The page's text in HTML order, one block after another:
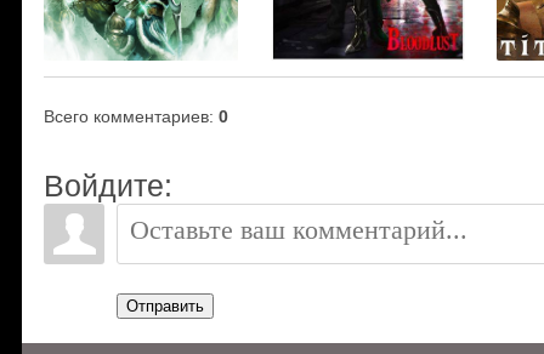
Всего комментариев: 0
Войдите:
Отправить